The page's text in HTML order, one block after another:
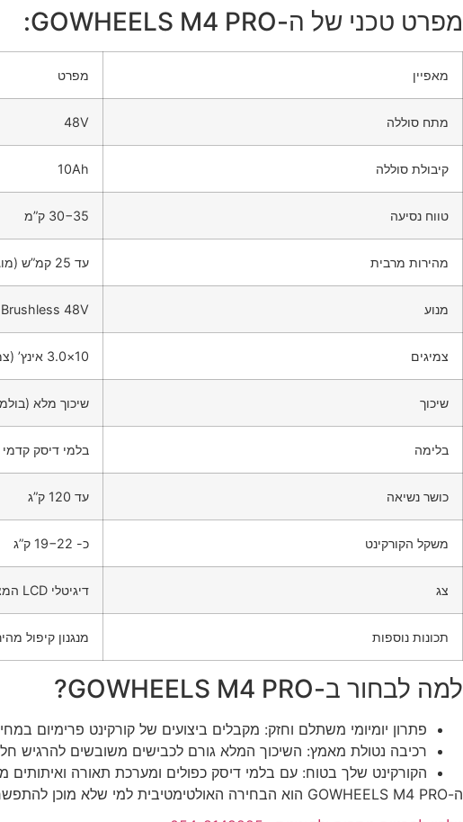
מפרט טכני של ה-GOWHEELS M4 PRO:
מאפיין מפרט
מתח סוללה 48V
קיבולת סוללה 10Ah
טווח נסיעה 30−35 ק”מ
מהירות מרבית עד 25 קמ”ש (מוגבל חוקית)
מנוע Brushless 48V
צמיגים 10×3.0 אינץ’ (צמיגי אוויר רחבים)
שיכוך שיכוך מלא
בלימה בלמי דיסק קדמי
כושר נשיאה עד 120 ק”ג
משקל הקורקינט כ- 19−22 ק”ג
צג דיגיטלי LCD המציג נתונים חיוניים
תכונות נוספות מנגנון קיפול
למה לבחור ב-GOWHEELS M4 PRO?
פתרון יומיומי משתלם וחזק: מקבלים ביצועים של קורקינט פרימיום
רכיבה נטולת מאמץ: השיכוך המלא גורם לכבישים משובשים להרגיש
הקורקינט שלך בטוח: עם בלמי דיסק כפולים ומערכת תאורה ואיתותים
ה-GOWHEELS M4 PRO הוא הבחירה האולטימטיבית למי שלא מוכן להתפשר על נוחות, בטיחות ועוצמה בדרך שלו